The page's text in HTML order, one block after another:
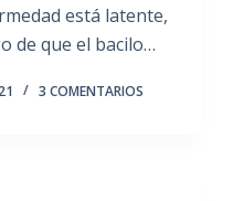
está latente,
de que el bacilo…
3 COMENTARIOS